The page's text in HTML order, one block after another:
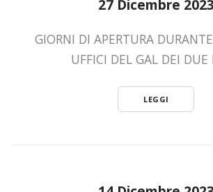
27 Dicembre 2023
GIORNI DI APERTURA
UFFICI DEL GAL DEI DUE
LEGGI